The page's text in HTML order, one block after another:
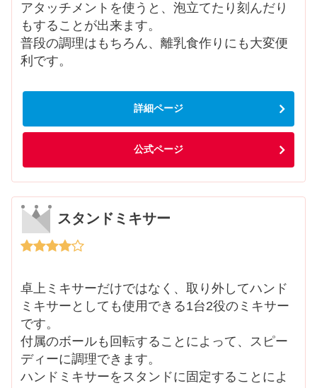
アタッチメントを使うと、泡立てたり刻んだり
もすることが出来ます。
普段の調理はもちろん、離乳食作りにも大変便
利です。
詳細ページ
公式ページ
スタンドミキサー
卓上ミキサーだけではなく、取り外してハンド
ミキサーとしても使用できる1台2役のミキサー
です。
付属のボールも回転することによって、スピー
ディーに調理できます。
ハンドミキサーをスタンドに固定することによ